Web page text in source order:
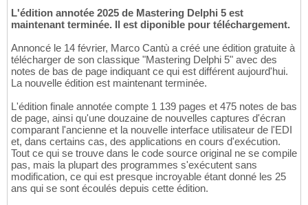
L'édition annotée 2025 de Mastering Delphi 5 est
maintenant terminée. Il est diponible pour téléchargement.
Annoncé le 14 février, Marco Cantù a créé une édition gratuite à
télécharger de son classique "Mastering Delphi 5" avec des
notes de bas de page indiquant ce qui est différent aujourd'hui.
La nouvelle édition est maintenant terminée.
L'édition finale annotée compte 1 139 pages et 475 notes de bas
de page, ainsi qu'une douzaine de nouvelles captures d'écran
comparant l'ancienne et la nouvelle interface utilisateur de l'EDI
et, dans certains cas, des applications en cours d'exécution.
Tout ce qui se trouve dans le code source original ne se compile
pas, mais la plupart des programmes s'exécutent sans
modification, ce qui est presque incroyable étant donné les 25
ans qui se sont écoulés depuis cette édition.